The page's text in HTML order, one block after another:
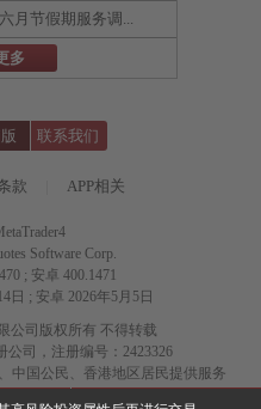
月节假期服务调...
多
联系我们
款 APP相关
Software Corp.
; 安卓 400.1471
日 ; 安卓 2026年5月5日
公司版权所有 不得转载
公司，注册编号：2423326
中国公民、香港地区居民提供服务